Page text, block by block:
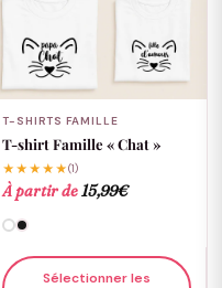
T-SHIRTS FAMILLE
T-shirt Famille « Chat »
★★★★★(1)
À partir de15,99€
Sélectionner les